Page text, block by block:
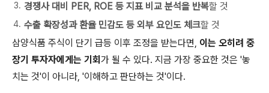
경쟁사 대비 PER, ROE 등 지표 비교 분석을 반복할 것
수출 확장성과 환율 민감도 등 외부 요인도 체크할 것
삼양식품 주식이 단기 급등 이후 조정을 받는다면, 이는 오히려 중
장기 투자자에게는 기회 가 될 수 있다. 지금 가장 중요한 것은 '놓
치는 것'이 아니라, '이해하고 판단하는 것'이다.